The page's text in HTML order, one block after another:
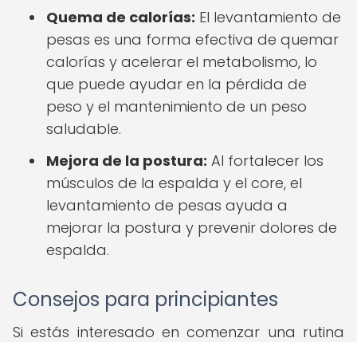
Quema de calorías: El levantamiento de
pesas es una forma efectiva de quemar
calorías y acelerar el metabolismo, lo
que puede ayudar en la pérdida de
peso y el mantenimiento de un peso
saludable.
Mejora de la postura: Al fortalecer los
músculos de la espalda y el core, el
levantamiento de pesas ayuda a
mejorar la postura y prevenir dolores de
espalda.
Consejos para principiantes
Si estás interesado en comenzar una rutina